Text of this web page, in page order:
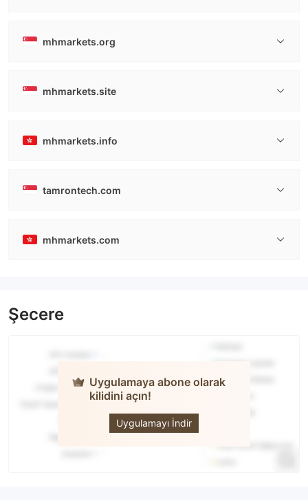
mhmarkets.org
mhmarkets.site
mhmarkets.info
tamrontech.com
mhmarkets.com
Şecere
Uygulamaya abone olarak
kilidini açın!
Uygulamayı İndir
MH Markets